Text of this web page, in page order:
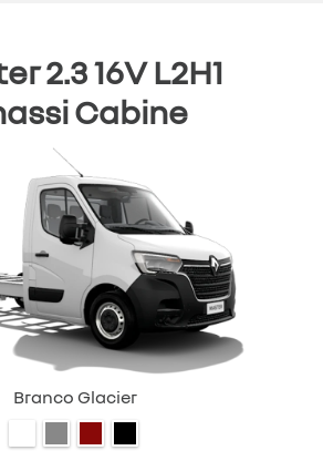
2.3 16V L2H1
Cabine
Branco Glacier